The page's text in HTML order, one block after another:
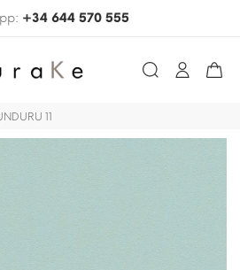
+34 644 570 555
11